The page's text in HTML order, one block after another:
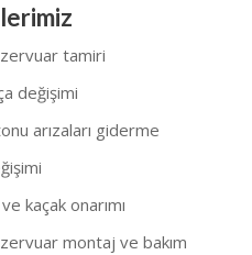
tamiri
değişimi
arızaları giderme
kaçak onarımı
montaj ve bakım